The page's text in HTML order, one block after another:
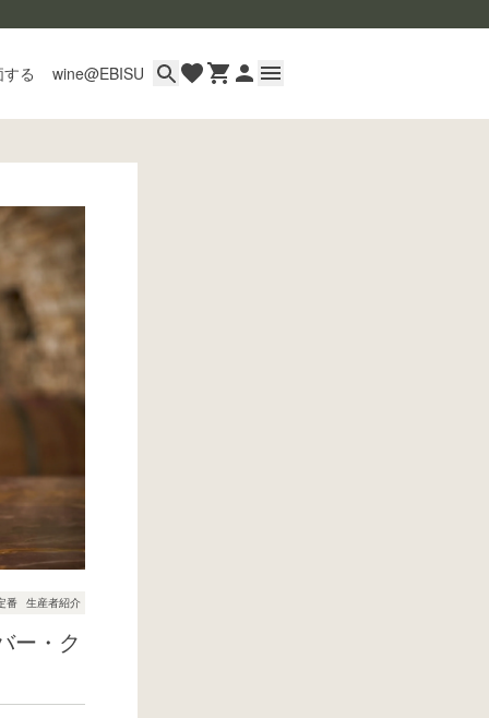
る wine@EBISU
イド
るご質問
合わせ
番 生産者紹介
ー・ク